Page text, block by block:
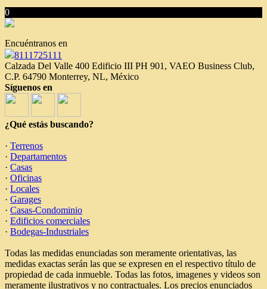
0
Encuéntranos en
8111725111
Calzada Del Valle 400 Edificio III PH 901, VAEO Business Club,
C.P. 64790 Monterrey, NL, México
Síguenos en
¿Qué estás buscando?
· Terrenos
· Departamentos
· Casas
· Oficinas
· Locales
· Garages
· Casas-Condominio
· Edificios comerciales
· Bodegas-Industriales
Todas las medidas enunciadas son meramente orientativas, las
medidas exactas serán las que se expresen en el respectivo título de
propiedad de cada inmueble. Todas las fotos, imagenes y videos son
meramente ilustrativos y no contractuales. Los precios enunciados